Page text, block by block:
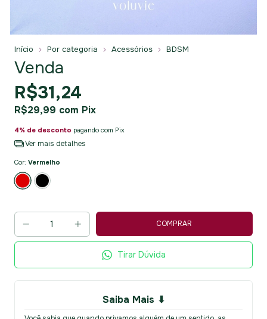
Início Por categoria Acessórios BDSM
Venda
R$31,24
R$29,99 com Pix
4% de desconto pagando com Pix
Ver mais detalhes
Cor: Vermelho
Tirar Dúvida
Saiba Mais ⬇